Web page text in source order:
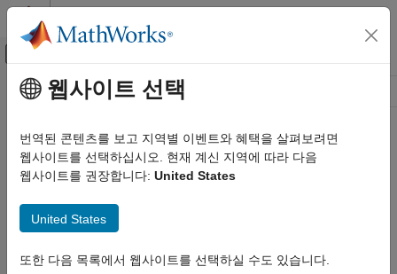
콘텐츠로 바로 가기
오프캔버스 탐색 메뉴 토글
리소스
상태
주요 콘텐츠
웹사이트 선택
번역된 콘텐츠를 보고 지역별 이벤트와 혜택을 살펴보려면
웹사이트를 선택하십시오. 현재 계신 지역에 따라 다음
웹사이트를 권장합니다: United States
United States
또한 다음 목록에서 웹사이트를 선택하실 수도 있습니다.